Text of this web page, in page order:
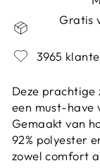
Gratis
3965
Deze prachtige
een must-have
Gemaakt van
92% polyester
zowel comfort